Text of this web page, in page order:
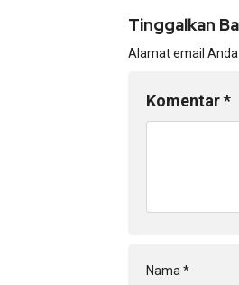
Tinggalkan
Alamat email Anda
Komentar*
Nama *